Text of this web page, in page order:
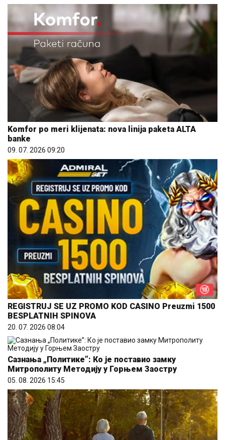
Komfor po meri klijenata: nova linija paketa ALTA
banke
09. 07. 2026 09:20
REGISTRUJ SE UZ PROMO KOD CASINO Preuzmi 1500
BESPLATNIH SPINOVA
20. 07. 2026 08:04
Сазнања „Политике”: Ко је поставио замку
Митрополиту Методију у Горњем Заостру
05. 08. 2026 15:45